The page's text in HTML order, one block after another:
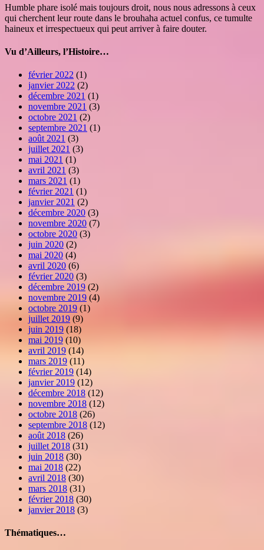
Humble phare isolé mais toujours droit, nous nous adressons à ceux
qui cherchent leur route dans le brouhaha actuel confus, ce tumulte
haineux et irrespectueux qui peut arriver à faire douter.
Vu d’Ailleurs, l’Histoire…
février 2022 (1)
janvier 2022 (2)
décembre 2021 (1)
novembre 2021 (3)
octobre 2021 (2)
septembre 2021 (1)
août 2021 (3)
juillet 2021 (3)
mai 2021 (1)
avril 2021 (3)
mars 2021 (1)
février 2021 (1)
janvier 2021 (2)
décembre 2020 (3)
novembre 2020 (7)
octobre 2020 (3)
juin 2020 (2)
mai 2020 (4)
avril 2020 (6)
février 2020 (3)
décembre 2019 (2)
novembre 2019 (4)
octobre 2019 (1)
juillet 2019 (9)
juin 2019 (18)
mai 2019 (10)
avril 2019 (14)
mars 2019 (11)
février 2019 (14)
janvier 2019 (12)
décembre 2018 (12)
novembre 2018 (12)
octobre 2018 (26)
septembre 2018 (12)
août 2018 (26)
juillet 2018 (31)
juin 2018 (30)
mai 2018 (22)
avril 2018 (30)
mars 2018 (31)
février 2018 (30)
janvier 2018 (3)
Thématiques…